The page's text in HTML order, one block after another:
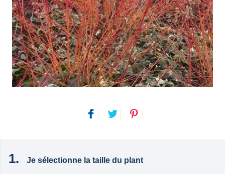
Je sélectionne la taille du plant